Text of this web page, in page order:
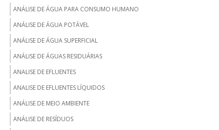
ANÁLISE DE ÁGUA PARA CONSUMO HUMANO
ANÁLISE DE ÁGUA POTÁVEL
ANÁLISE DE ÁGUA SUPERFICIAL
ANÁLISE DE ÁGUAS RESIDUÁRIAS
ANALISE DE EFLUENTES
ANALISE DE EFLUENTES LÍQUIDOS
ANÁLISE DE MEIO AMBIENTE
ANÁLISE DE RESÍDUOS